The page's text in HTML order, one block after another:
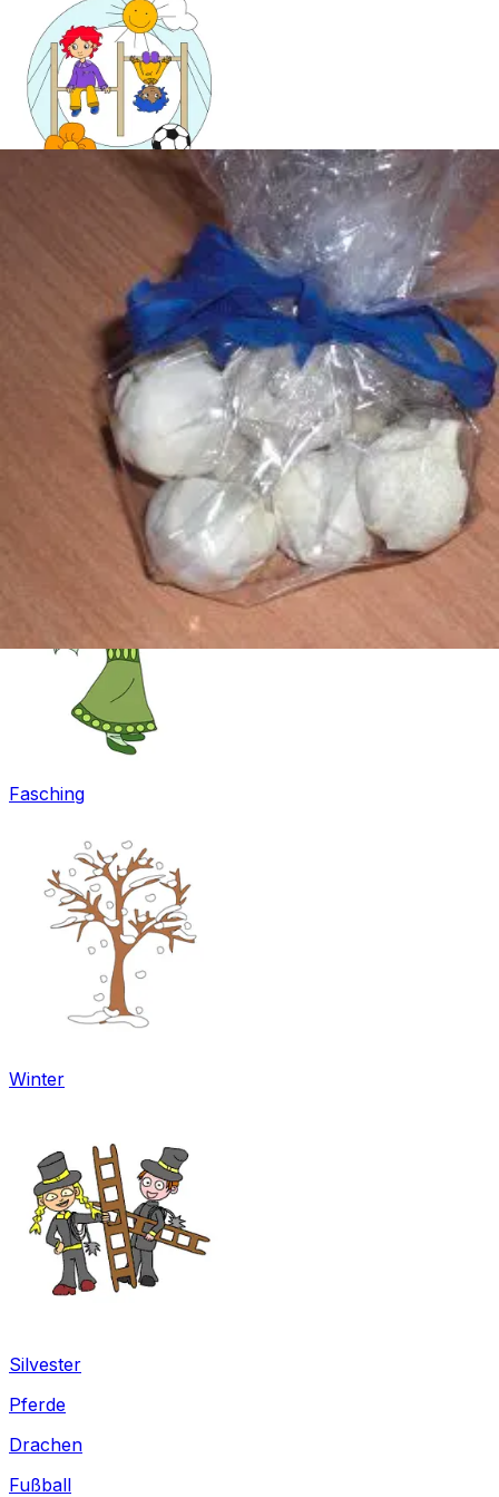
Mandala für Kinder
Fasching
Winter
Silvester
Pferde
Drachen
Fußball